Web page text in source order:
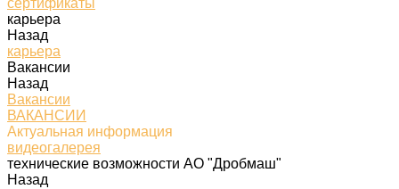
сертификаты
карьера
Назад
карьера
Вакансии
Назад
Вакансии
ВАКАНСИИ
Актуальная информация
видеогалерея
технические возможности АО "Дробмаш"
Назад